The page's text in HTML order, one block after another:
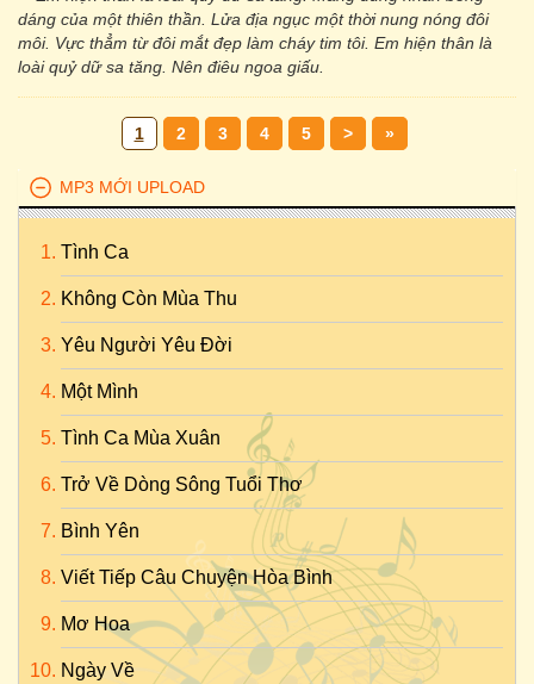
dáng của một thiên thần. Lửa địa ngục một thời nung nóng đôi
môi. Vực thẳm từ đôi mắt đẹp làm cháy tim tôi. Em hiện thân là
loài quỷ dữ sa tăng. Nên điêu ngoa giấu.
1 2 3 4 5 > »
MP3 MỚI UPLOAD
Tình Ca
Không Còn Mùa Thu
Yêu Người Yêu Đời
Một Mình
Tình Ca Mùa Xuân
Trở Về Dòng Sông Tuổi Thơ
Bình Yên
Viết Tiếp Câu Chuyện Hòa Bình
Mơ Hoa
Ngày Về